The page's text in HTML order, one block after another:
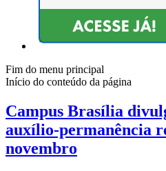
Fim do menu principal
Início do conteúdo da página
Campus Brasília
auxílio-permanência
novembro